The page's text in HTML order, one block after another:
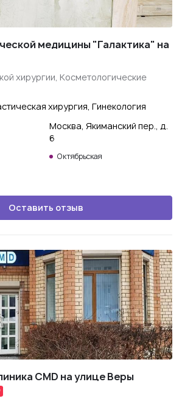
медицины "Галактика" на
хирургии, Косметологические
хирургия, Гинекология
Москва, Якиманский пер., д.
6
Октябрьская
Оставить отзыв
CMD на улице Веры